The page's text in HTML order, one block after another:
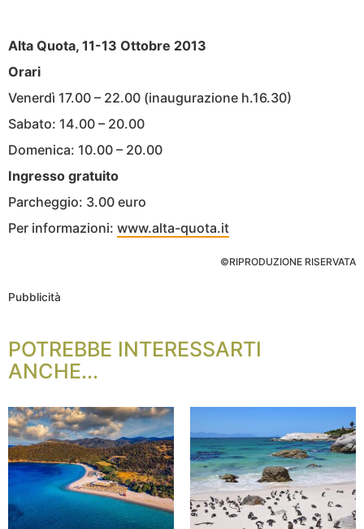
Alta Quota, 11-13 Ottobre 2013
Orari
Venerdì 17.00 – 22.00 (inaugurazione h.16.30)
Sabato: 14.00 – 20.00
Domenica: 10.00 – 20.00
Ingresso gratuito
Parcheggio: 3.00 euro
Per informazioni: www.alta-quota.it
©RIPRODUZIONE RISERVATA
Pubblicità
POTREBBE INTERESSARTI
ANCHE...